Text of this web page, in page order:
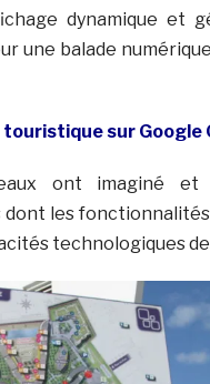
dynamique et
une balade
sur Google
ont imaginé
dont les
technologiques